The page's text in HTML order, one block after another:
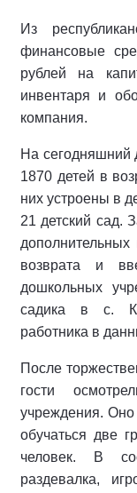
Из
финансовые
рублей на
инвентаря и
компания.
На сегодняшний
1870 детей в
них устроены в
21 детский сад.
возврата и
дошкольных
садика в с.
работника в
После
гости
учреждения. Оно
обучаться две
человек. В
раздевалка,